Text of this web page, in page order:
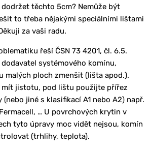
těchto 5cm? Nemůže být
to třeba nějakými speciálními lištami
za vaši radu.
řeší ČSN 73 4201, čl. 6.5.
systémového komínu,
malých ploch zmenšit (lišta apod.).
jistotu, pod lištu použijte přířez
jiné s klasifikací A1 nebo A2) např.
… U povrchových krytin v
tyto úpravy moc vidět nejsou, komín
(trhlihy, teplota).